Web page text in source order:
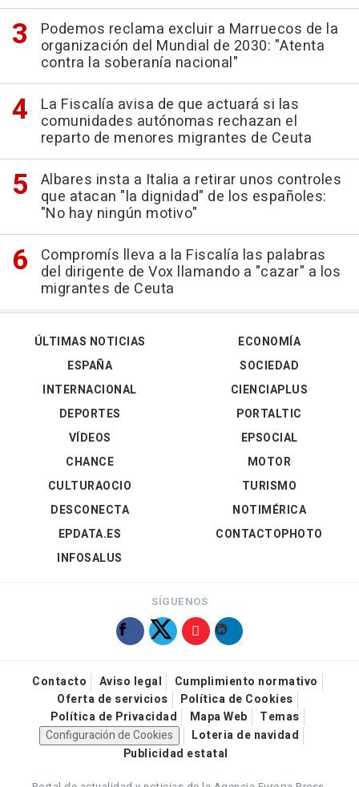
Podemos reclama excluir a Marruecos de la
organización del Mundial de 2030: "Atenta
contra la soberanía nacional"
La Fiscalía avisa de que actuará si las
comunidades autónomas rechazan el
reparto de menores migrantes de Ceuta
Albares insta a Italia a retirar unos controles
que atacan "la dignidad" de los españoles:
"No hay ningún motivo"
Compromís lleva a la Fiscalía las palabras
del dirigente de Vox llamando a "cazar" a los
migrantes de Ceuta
ÚLTIMAS NOTICIAS
ESPAÑA
INTERNACIONAL
DEPORTES
VÍDEOS
ECONOMÍA
SOCIEDAD
CIENCIAPLUS
PORTALTIC
EPSOCIAL
CHANCE
CULTURAOCIO
DESCONECTA
EPDATA.ES
INFOSALUS
MOTOR
TURISMO
NOTIMÉRICA
CONTACTOPHOTO
SÍGUENOS
Contacto Aviso legal
Cumplimiento normativo
Oferta de servicios
Política de Cookies
Política de Privacidad
Mapa Web
Temas
Configuración de Cookies
Loteria de navidad
Publicidad estatal